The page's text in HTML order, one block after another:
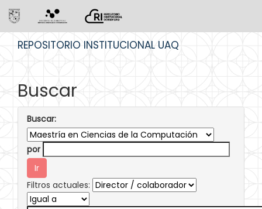
REPOSITORIO INSTITUCIONAL UAQ
Buscar
Buscar:
por
Filtros actuales: